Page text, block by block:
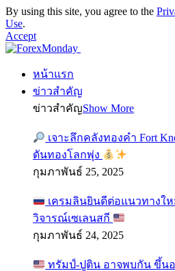
By using this site, you agree to the
Use.
Accept
หน้าแรก
ข่าวสำคัญ
ข่าวสำคัญShow More
เจาะลึกคลังทองคำ Fort
ดันทองโลกพุ่ง
กุมภาพันธ์ 25, 2025
เครมลินยินดีต่อแนวทางใ
วิจารณ์เซเลนสกี
กุมภาพันธ์ 24, 2025
ทรัมป์-ปูติน อาจพบกัน ขึ้น